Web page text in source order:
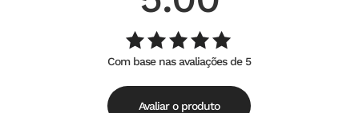
Avaliação
5.00de
5
Com base nas avaliações de 5
Avaliar o produto